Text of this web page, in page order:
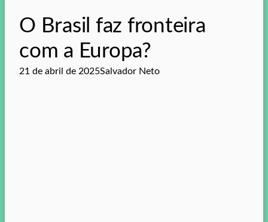
O Brasil faz fronteira
com a Europa?
21 de abril de 2025Salvador Neto